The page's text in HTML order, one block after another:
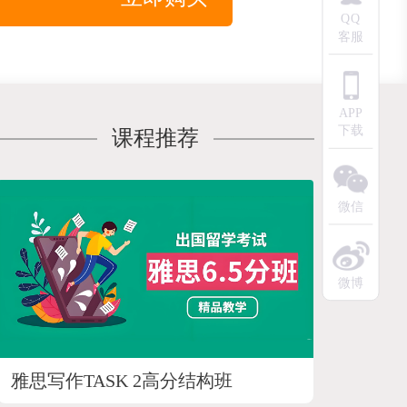
QQ
客服
APP
下载
微信
微博
课程推荐
雅思写作TASK 2高分结构班